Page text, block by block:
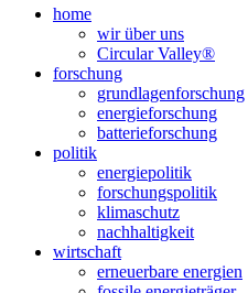
Primäres
Zum
home
wir über uns
Circular Valley®
forschung
grundlagenforschung
energieforschung
batterieforschung
politik
energiepolitik
forschungspolitik
klimaschutz
nachhaltigkeit
wirtschaft
erneuerbare energien